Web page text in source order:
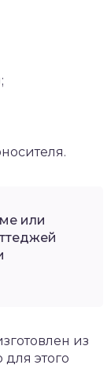
или
из
этого